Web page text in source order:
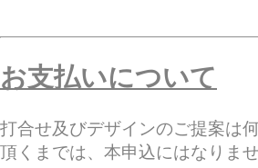
お支払いについて
打合せ及びデザインのご提案は
頂くまでは、本申込にはなりま